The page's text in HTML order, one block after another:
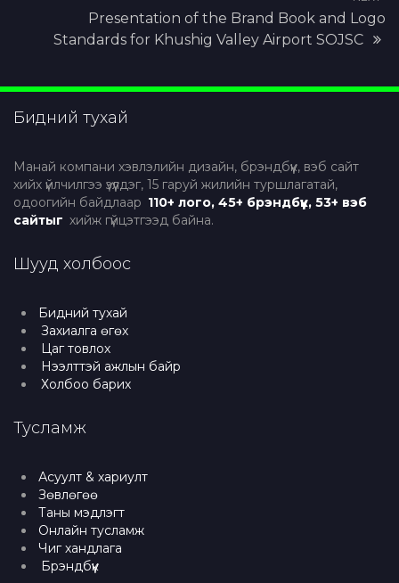
Presentation of the Brand Book and Logo
Standards for Khushig Valley Airport SOJSC
Бидний тухай
Манай компани хэвлэлийн дизайн, брэндбүүк, вэб сайт
хийх үйлчилгээ үзүүлдэг, 15 гаруй жилийн туршлагатай,
одоогийн байдлаар 110+ лого, 45+ брэндбүүк, 53+ вэб
сайтыг хийж гүйцэтгээд байна.
Шууд холбоос
Бидний тухай
Захиалга өгөх
Цаг товлох
Нээлттэй ажлын байр
Холбоо барих
Тусламж
Асуулт & хариулт
Зөвлөгөө
Таны мэдлэгт
Онлайн тусламж
Чиг хандлага
Брэндбүүк